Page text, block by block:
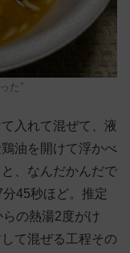
た”
入れて混ぜて、液
油を 開けて浮かべ
、なんだかんだで
45秒ほど。推定
の熱湯2度がけ
て混ぜる工程その